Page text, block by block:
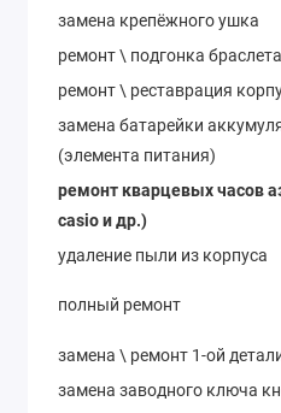
замена крепёжного ушка
ремонт \ подгонка браслета
ремонт \ реставрация
замена батарейки
(элемента питания)
ремонт кварцевых часов
casio и др.)
удаление пыли из корпуса
полный ремонт
замена \ ремонт 1-ой
замена заводного ключа